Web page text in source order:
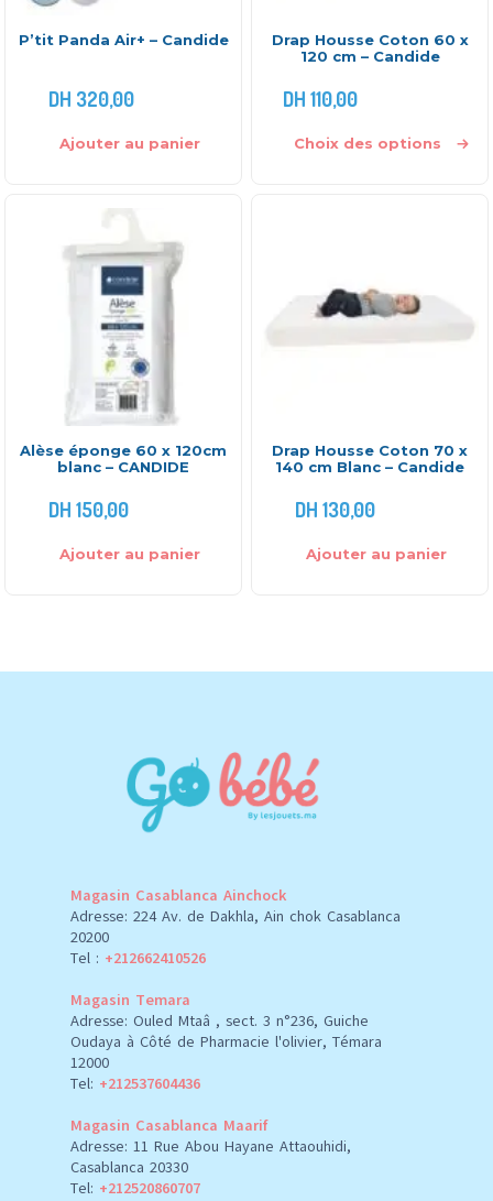
P’tit Panda Air+ – Candide
DH 320,00
Ajouter au panier
Drap Housse Coton 60 x
120 cm – Candide
DH 110,00
Choix des options
Alèse éponge 60 x 120cm
blanc – CANDIDE
DH 150,00
Ajouter au panier
Drap Housse Coton 70 x
140 cm Blanc – Candide
DH 130,00
Ajouter au panier
Magasin Casablanca Ainchock
Adresse: 224 Av. de Dakhla, Ain chok Casablanca
20200
Tel : +212662410526
Magasin Temara
Adresse: Ouled Mtaâ , sect. 3 n°236, Guiche
Oudaya à Côté de Pharmacie l'olivier, Témara
12000
Tel: +212537604436
Magasin Casablanca Maarif
Adresse: 11 Rue Abou Hayane Attaouhidi,
Casablanca 20330
Tel: +212520860707